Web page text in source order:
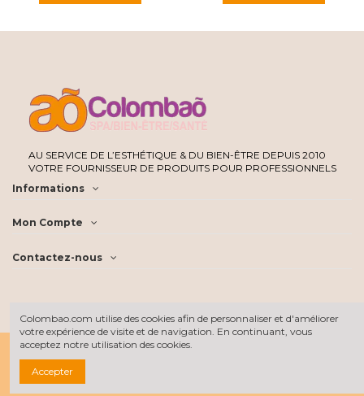
AU SERVICE DE L’ESTHÉTIQUE & DU BIEN-ÊTRE DEPUIS 2010
VOTRE FOURNISSEUR DE PRODUITS POUR PROFESSIONNELS
Informations
Mon Compte
Contactez-nous
©2022 Colombao SARL - Tous droits réservés
Colombao.com utilise des cookies afin de personnaliser et d'améliorer
votre expérience de visite et de navigation. En continuant, vous
acceptez notre utilisation des cookies.
Accepter